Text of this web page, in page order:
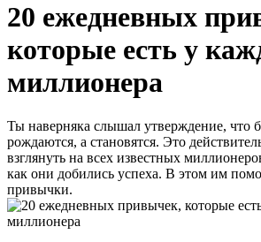
20 ежедневных
которые есть у
миллионера
Ты наверняка слышал утверждение, что
рождаются, а становятся. Это
взглянуть на всех известных
как они добились успеха. В этом им
привычки.